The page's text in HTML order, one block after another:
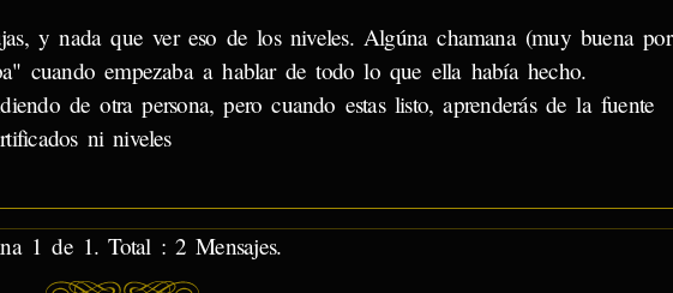
y nada que ver eso de los niveles. Algúna chamana (muy buena por
cuando empezaba a hablar de todo lo que ella había hecho.
de otra persona, pero cuando estas listo, aprenderás de la fuente
ni niveles
1 de 1. Total : 2 Mensajes.